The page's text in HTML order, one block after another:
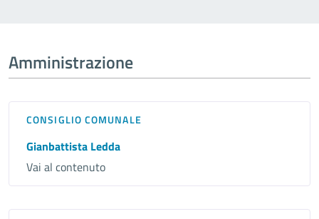
Amministrazione
CONSIGLIO COMUNALE
Gianbattista Ledda
Vai al contenuto